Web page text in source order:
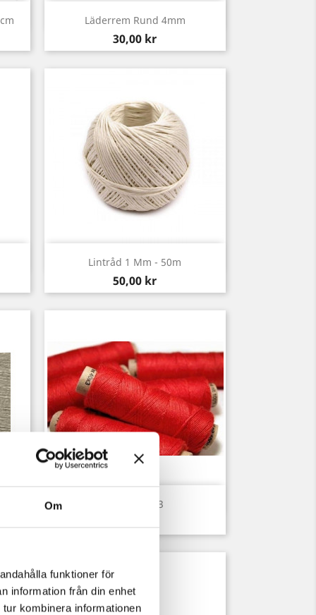
Om
funktioner för
information från din enhet
kombinera informationen
Läderrem Rund 4mm
Pris
30,00 kr
Snabbvy
Lintråd 1 Mm - 50m
Pris
50,00 kr
Snabbvy
Lintråd 40/3
Snabbvy